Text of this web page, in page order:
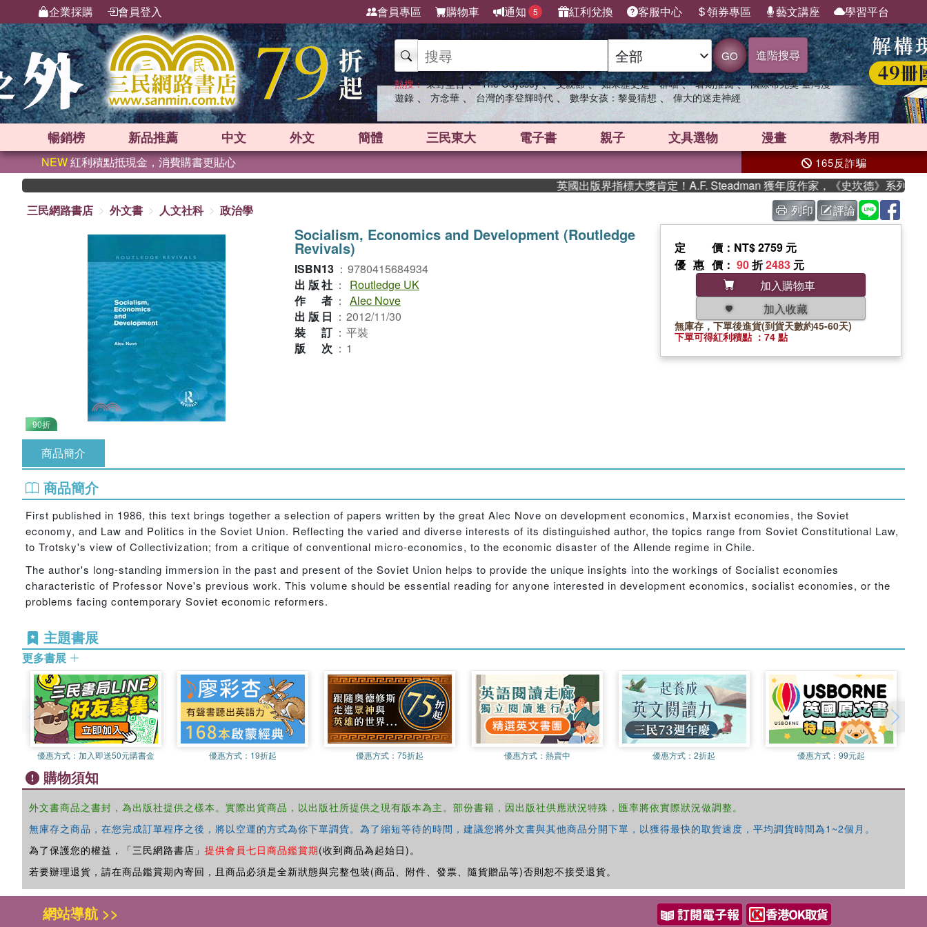
企業採購 會員登入 會員專區 購物車 通知 5 紅利兌換 客服中心 領券專區 藝文講座 學習平台
GO 進階搜尋
熱搜： 東野圭吾 、 The Odyssey 、 父親節 、 如果歷史是一群喵 、 暑期推薦 、 國際布克獎 臺灣漫
遊錄 、 方念華 、 台灣的李登輝時代 、 數學女孩：黎曼猜想 、 偉大的迷走神經
暢銷榜 新品推薦 中文 外文 簡體 三民東大 電子書 親子 文具選物 漫畫 教科考用
NEW紅利積點抵現金，消費購書更貼心 165反詐騙
英國出版界指標大獎肯定！A.F. Steadman 獲年度作家，《史坎德》系列帶你踏
三民網路書店
外文書 人文社科 政治學 列印 評論
90折
Socialism, Economics and Development (Routledge
Revivals)
ISBN13 ： 9780415684934
出版社 ：
Routledge UK
作者 ： Alec Nove
出版日 ： 2012/11/30
裝訂 ： 平裝
版次 ： 1
定價 ：NT$ 2759 元
優惠價 ： 90折2483 元
加入購物車
加入收藏
無庫存，下單後進貨(到貨天數約45-60天)
下單可得紅利積點 ：74 點
商品簡介
商品簡介
First published in 1986, this text brings together a selection of papers written by the great Alec Nove on development economics, Marxist economies, the Soviet
economy, and Law and Politics in the Soviet Union. Reflecting the varied and diverse interests of its distinguished author, the topics range from Soviet Constitutional Law,
to Trotsky's view of Collectivization; from a critique of conventional micro-economics, to the economic disaster of the Allende regime in Chile.
The author's long-standing immersion in the past and present of the Soviet Union helps to provide the unique insights into the workings of Socialist economies
characteristic of Professor Nove's previous work. This volume should be essential reading for anyone interested in development economics, socialist economies, or the
problems facing contemporary Soviet economic reformers.
主題書展
更多書展
優惠方式： 加入即送50元購書金 優惠方式： 19折起 優惠方式：75折起 優惠方式： 熱賣中 優惠方式：2折起 優惠方式：99元起
購物須知
外文書商品之書封，為出版社提供之樣本。實際出貨商品，以出版社所提供之現有版本為主。部份書籍，因出版社供應狀況特殊，匯率將依實際狀況做調整。
無庫存之商品，在您完成訂單程序之後，將以空運的方式為你下單調貨。為了縮短等待的時間，建議您將外文書與其他商品分開下單，以獲得最快的取貨速度，平均調貨時間為1~2個月。
為了保護您的權益，「三民網路書店」 提供會員七日商品鑑賞期(收到商品為起始日)。
若要辦理退貨，請在商品鑑賞期內寄回，且商品必須是全新狀態與完整包裝(商品、附件、發票、隨貨贈品等)否則恕不接受退貨。
網站導航 >>